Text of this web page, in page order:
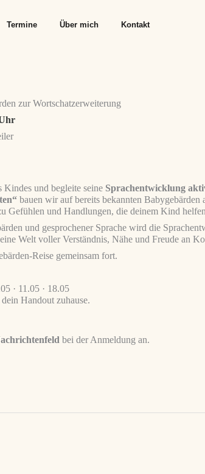
Termine Über mich Kontakt
zur Wortschatzerweiterung
und begleite seine Sprachentwicklung
bauen wir auf bereits bekannten
Gefühlen und Handlungen, die deinem Kind
und gesprochener Sprache wird die
Welt voller Verständnis, Nähe und Freude an
Reise gemeinsam fort.
· 11.05 · 18.05
Handout zuhause.
bei der Anmeldung an.